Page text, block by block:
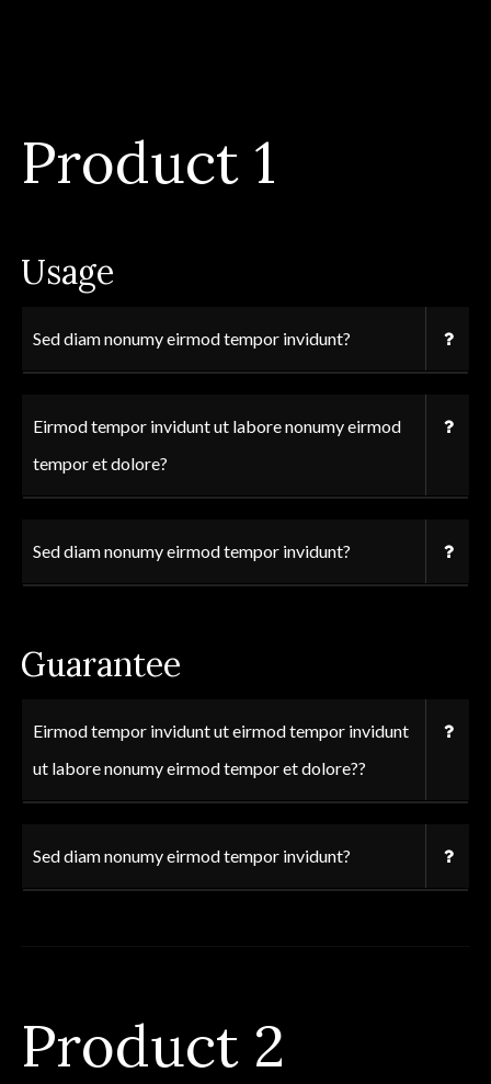
Product 1
Usage
Sed diam nonumy eirmod tempor invidunt?
Eirmod tempor invidunt ut labore nonumy eirmod
tempor et dolore?
Sed diam nonumy eirmod tempor invidunt?
Guarantee
Eirmod tempor invidunt ut eirmod tempor invidunt
ut labore nonumy eirmod tempor et dolore??
Sed diam nonumy eirmod tempor invidunt?
Product 2